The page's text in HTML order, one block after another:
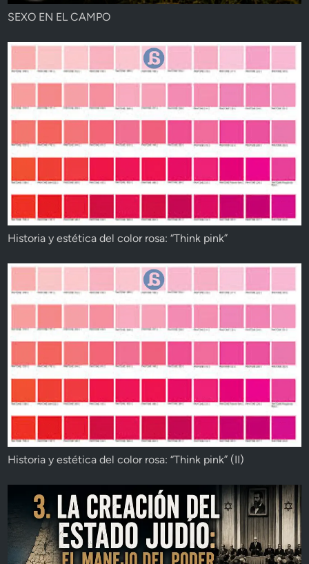
SEXO EN EL CAMPO
Historia y estética del color rosa: “Think pink”
Historia y estética del color rosa: “Think pink” (II)